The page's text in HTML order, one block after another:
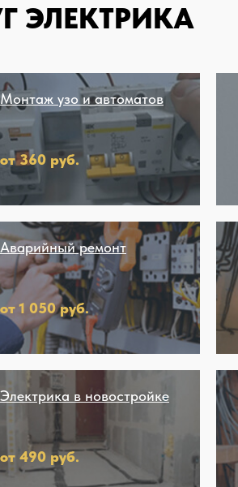
ЭЛЕКТРИКА
Монтаж узо и автоматов
от 360 руб.
Аварийный ремонт
от 1 050 руб.
Электрика в новостройке
от 490 руб.